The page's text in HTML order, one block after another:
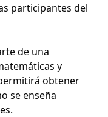
participantes del
de una
y
obtener
se enseña